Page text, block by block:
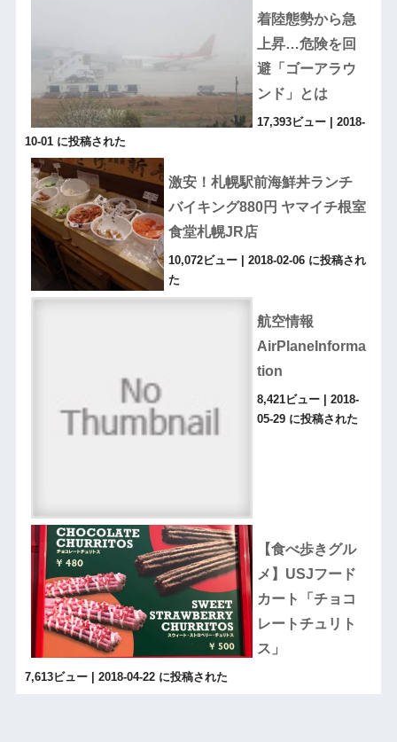
着陸態勢から急
上昇…危険を回
避「ゴーアラウ
ンド」とは
17,393ビュー| 2018-
10-01 に投稿された
激安！札幌駅前海鮮丼ランチ
バイキング880円 ヤマイチ根室
食堂札幌JR店
10,072ビュー| 2018-02-06 に投稿され
た
航空情報
AirPlaneInforma
tion
8,421ビュー| 2018-
05-29 に投稿された
【食べ歩きグル
メ】USJフード
カート「チョコ
レートチュリト
ス」
7,613ビュー| 2018-04-22 に投稿された